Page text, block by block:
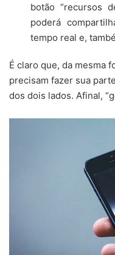
botão “recursos
poderá
tempo real e,
É claro que, da mesma
precisam fazer sua
dos dois lados. Afinal,